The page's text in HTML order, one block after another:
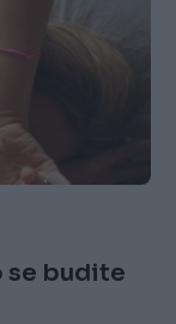
se budite